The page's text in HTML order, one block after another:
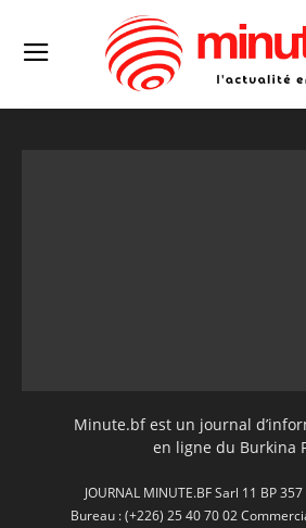
Minute.bf est un journal
en ligne du Burkina
JOURNAL MINUTE.BF Sarl 11 BP
Bureau : (+226) 25 40 70 02